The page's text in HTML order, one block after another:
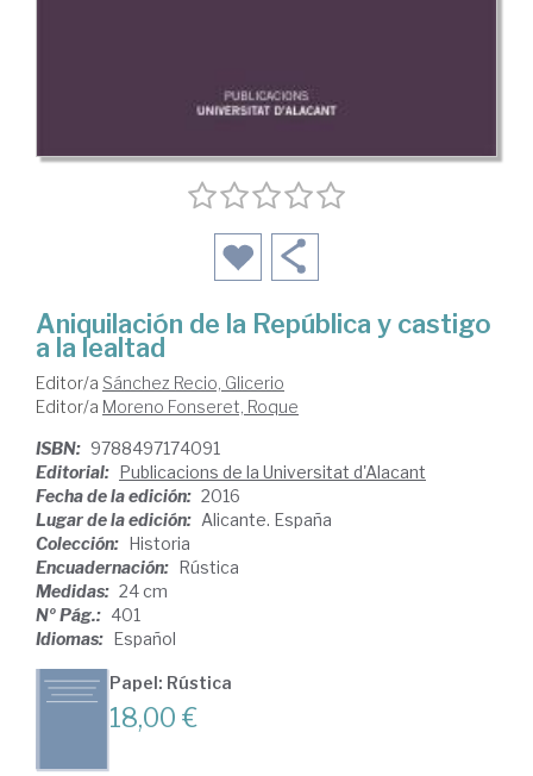
Aniquilación de la República y castigo
a la lealtad
Editor/a Sánchez Recio, Glicerio
Editor/a Moreno Fonseret, Roque
ISBN: 9788497174091
Editorial: Publicacions de la Universitat d'Alacant
Fecha de la edición: 2016
Lugar de la edición: Alicante. España
Colección: Historia
Encuadernación: Rústica
Medidas: 24 cm
Nº Pág.: 401
Idiomas: Español
Papel: Rústica
18,00 €